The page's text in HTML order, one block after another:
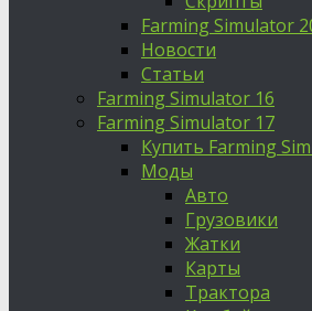
Farming Simulator
Новости
Статьи
Farming Simulator 16
Farming Simulator 17
Купить Farming
Моды
Авто
Грузовики
Жатки
Карты
Трактора